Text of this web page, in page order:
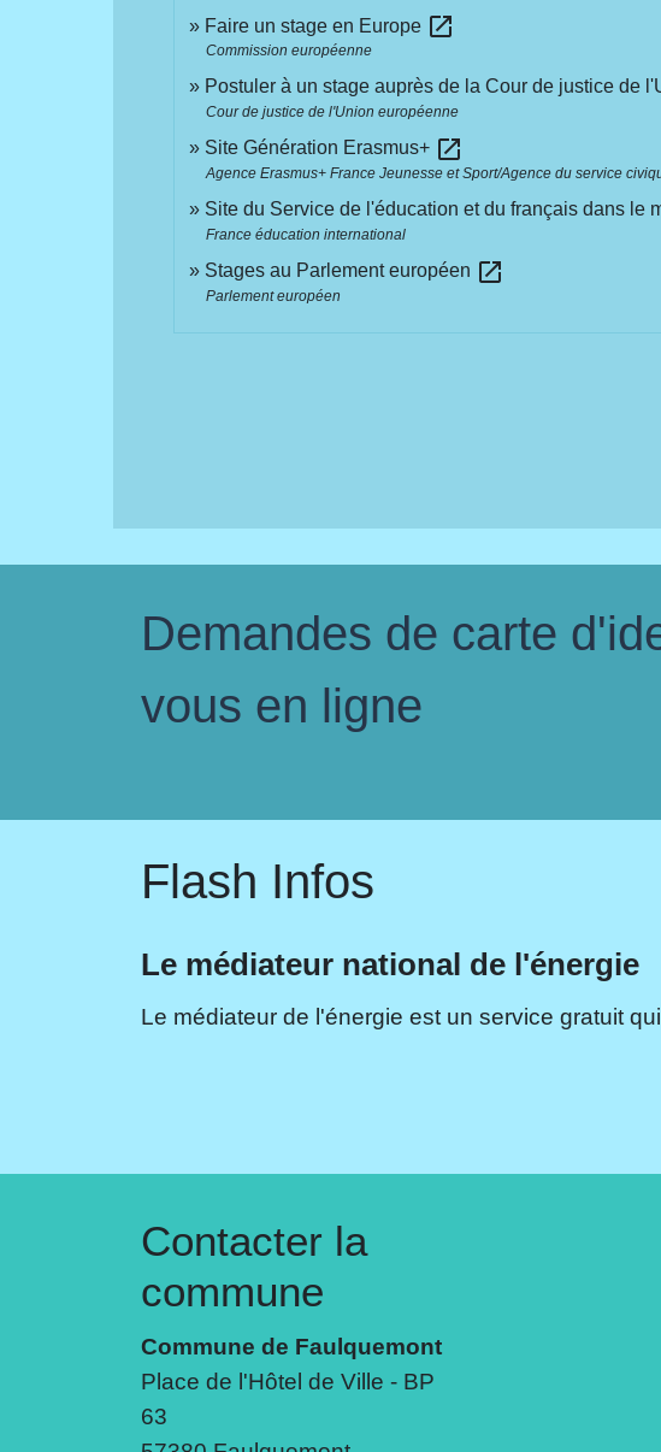
Faire un stage en Europe open_in_new
Commission européenne
Postuler à un stage auprès de la Cour de justice de
Cour de justice de l'Union européenne
Site Génération Erasmus+ open_in_new
Agence Erasmus+ France Jeunesse et Sport/Agence du service
Site du Service de l'éducation et du français dans le
France éducation international
Stages au Parlement européen open_in_new
Parlement européen
Demandes de carte
vous en ligne
Flash Infos
Le médiateur national de l'énergie
Le médiateur de l'énergie est un service gratuit
Contacter la
commune
Commune de Faulquemont
Place de l'Hôtel de Ville - BP
63